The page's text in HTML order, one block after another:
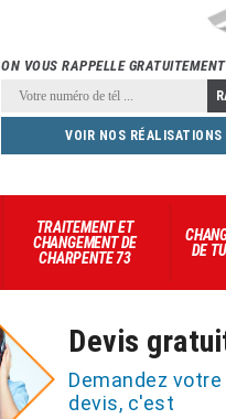
ON VOUS RAPPELLE GRATUITEMENT
VOIR NOS RÉALISATIONS
TRAITEMENT ET
CHANGEMENT DE
CHARPENTE 73
DE
Devis
Demandez votre
devis, c'est